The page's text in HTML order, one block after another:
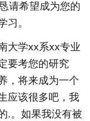
请希望成为您的
习。
大学xx系xx专业
要考您的研究
，将来成为一个
应该很多吧，我
.。如果我没有被